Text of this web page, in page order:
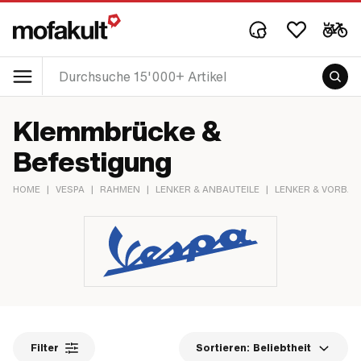
Klemmbrücke &
Befestigung
HOME | VESPA | RAHMEN | LENKER & ANBAUTEILE | LENKER & VORBAU
Filter Sortieren: Beliebtheit